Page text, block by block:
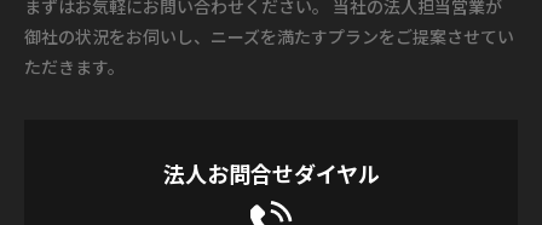
まずはお気軽にお問い合わせください。 当社の法人担当営業が
御社の状況をお伺いし、ニーズを満たすプランをご提案させてい
ただきます。
法人お問合せダイヤル